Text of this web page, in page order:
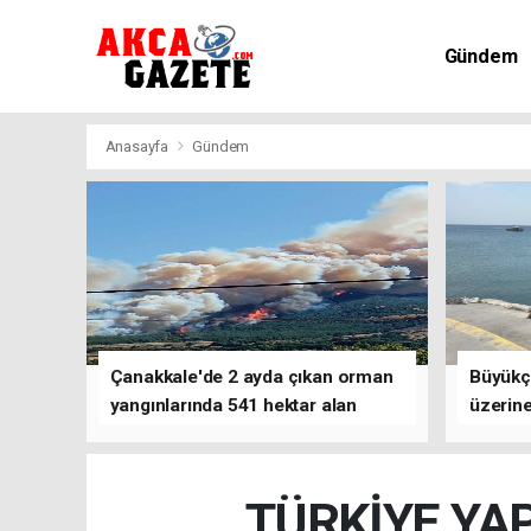
Gündem
Anasayfa Gündem
Çanakkale'de 2 ayda çıkan orman
yangınlarında 541 hektar alan